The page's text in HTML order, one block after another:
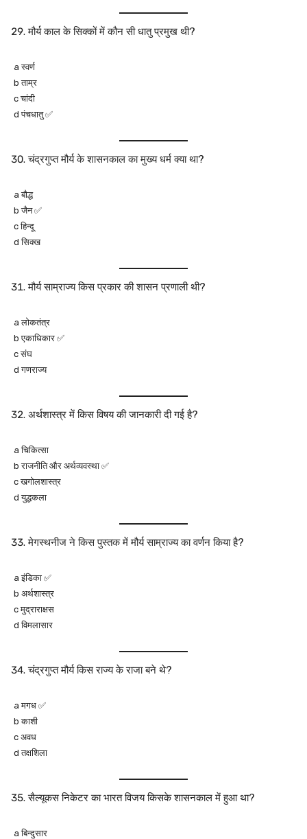
मौर्य काल के सिक्कों में कौन सी धातु प्रमुख थी?
a स्वर्ण
b ताम्र
c चांदी
d पंचधातु ✅
चंद्रगुप्त मौर्य के शासनकाल का मुख्य धर्म क्या था?
a बौद्ध
b जैन ✅
c हिन्दू
d सिक्ख
मौर्य साम्राज्य किस प्रकार की शासन प्रणाली थी?
a लोकतंत्र
b एकाधिकार ✅
c संघ
d गणराज्य
अर्थशास्त्र में किस विषय की जानकारी दी गई है?
a चिकित्सा
b राजनीति और अर्थव्यवस्था ✅
c खगोलशास्त्र
d युद्धकला
मेगस्थनीज ने किस पुस्तक में मौर्य साम्राज्य का वर्णन किया है?
a इंडिका ✅
b अर्थशास्त्र
c मुद्राराक्षस
d विमलासार
चंद्रगुप्त मौर्य किस राज्य के राजा बने थे?
a मगध ✅
b काशी
c अवध
d तक्षशिला
सैल्यूकस निकेटर का भारत विजय किसके शासनकाल में हुआ था?
a बिन्दुसार